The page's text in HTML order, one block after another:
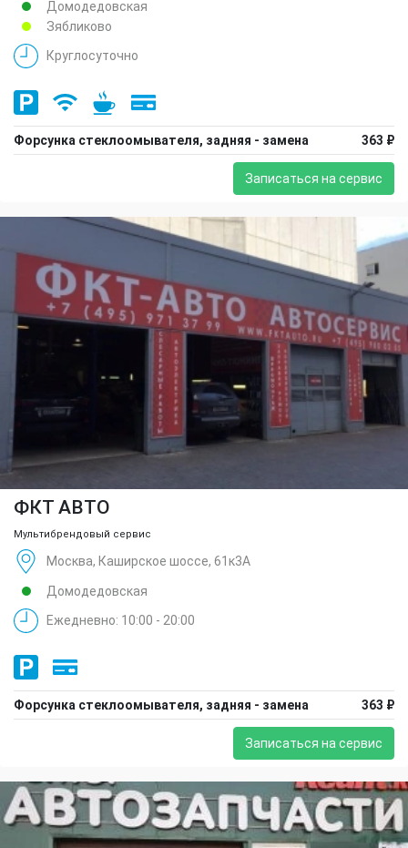
Домодедовская
Зябликово
Круглосуточно
Форсунка стеклоомывателя, задняя - замена 363 ₽
Записаться на сервис
ФКТ АВТО
Мультибрендовый сервис
Москва, Каширское шоссе, 61к3А
Домодедовская
Ежедневно: 10:00 - 20:00
Форсунка стеклоомывателя, задняя - замена 363 ₽
Записаться на сервис